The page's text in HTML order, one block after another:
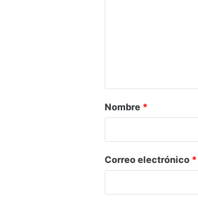
Nombre *
Correo electrónico *